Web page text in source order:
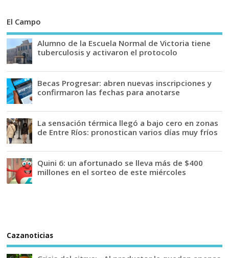
El Campo
Alumno de la Escuela Normal de Victoria tiene
tuberculosis y activaron el protocolo
Becas Progresar: abren nuevas inscripciones y
confirmaron las fechas para anotarse
La sensación térmica llegó a bajo cero en zonas
de Entre Ríos: pronostican varios días muy fríos
Quini 6: un afortunado se lleva más de $400
millones en el sorteo de este miércoles
Cazanoticias